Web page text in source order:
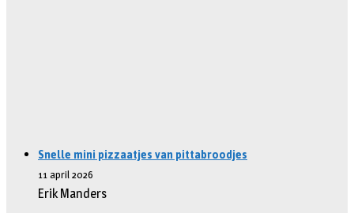
Snelle mini pizzaatjes van pittabroodjes
11 april 2026
Erik Manders